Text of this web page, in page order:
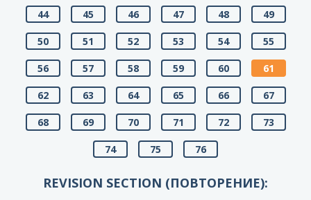
44 45 46 47 48 49
50 51 52 53 54 55
56 57 58 59 60 61
62 63 64 65 66 67
68 69 70 71 72 73
74 75 76
REVISION SECTION (ПОВТОРЕНИЕ):